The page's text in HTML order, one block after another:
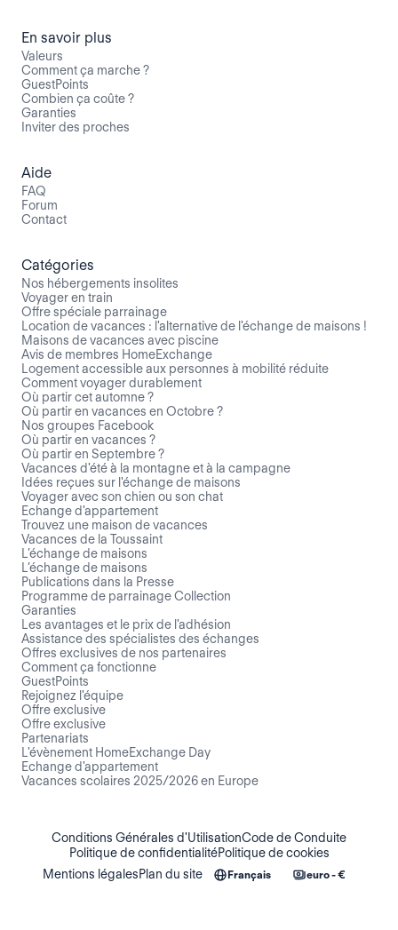
En savoir plus
Valeurs
Comment ça marche ?
GuestPoints
Combien ça coûte ?
Garanties
Inviter des proches
Aide
FAQ
Forum
Contact
Catégories
Nos hébergements insolites
Voyager en train
Offre spéciale parrainage
Location de vacances : l'alternative de l'échange de maisons !
Maisons de vacances avec piscine
Avis de membres HomeExchange
Logement accessible aux personnes à mobilité réduite
Comment voyager durablement
Où partir cet automne ?
Où partir en vacances en Octobre ?
Nos groupes Facebook
Où partir en vacances ?
Où partir en Septembre ?
Vacances d'été à la montagne et à la campagne
Idées reçues sur l'échange de maisons
Voyager avec son chien ou son chat
Echange d'appartement
Trouvez une maison de vacances
Vacances de la Toussaint
L’échange de maisons
L’échange de maisons
Publications dans la Presse
Programme de parrainage Collection
Garanties
Les avantages et le prix de l'adhésion
Assistance des spécialistes des échanges
Offres exclusives de nos partenaires
Comment ça fonctionne
GuestPoints
Rejoignez l'équipe
Offre exclusive
Offre exclusive
Partenariats
L'évènement HomeExchange Day
Echange d'appartement
Vacances scolaires 2025/2026 en Europe
Conditions Générales d'UtilisationCode de Conduite
Politique de confidentialitéPolitique de cookies
Mentions légalesPlan du site Français euro - €